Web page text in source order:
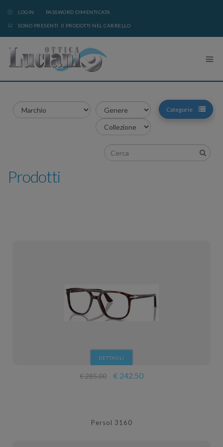
LOGIN PASSWORD DIMENTICATA
SONO PRESENTI 0 PRODOTTI NEL CARRELLO
Prodotti
Categorie
DETTAGLI
€ 285.00 € 242.50
Persol 3160